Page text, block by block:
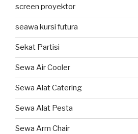
screen proyektor
seawa kursi futura
Sekat Partisi
Sewa Air Cooler
Sewa Alat Catering
Sewa Alat Pesta
Sewa Arm Chair